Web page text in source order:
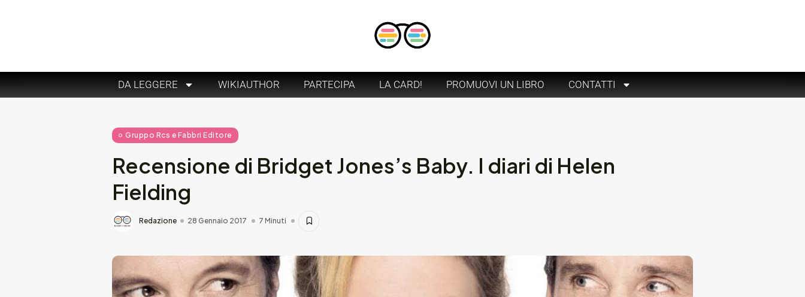
DA LEGGERE WIKIAUTHOR PARTECIPA LA CARD! PROMUOVI UN LIBRO CONTATTI
Gruppo Rcs e Fabbri Editore
Recensione di Bridget Jones’s Baby. I diari di Helen
Fielding
Redazione 28 Gennaio 2017 7 Minuti